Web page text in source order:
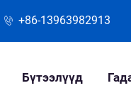
+86-13963982913
Бүтээлүүд